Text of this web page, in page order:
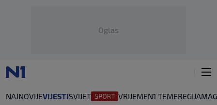
Oglas
NAJNOVIJEVIJESTISVIJET VRIJEMEN1 TEMEREGIJA